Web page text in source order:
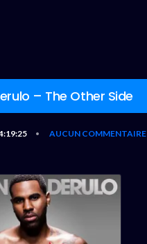
– The Other Side
• AUCUN COMMENTAIRE